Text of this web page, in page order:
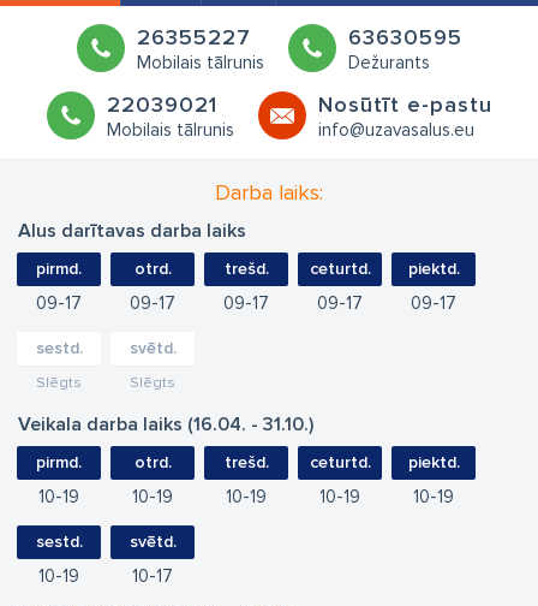
26355227
Mobilais tālrunis
63630595
Dežurants
22039021
Mobilais tālrunis
Nosūtīt e-pastu
info@uzavasalus.eu
Darba laiks:
Alus darītavas darba laiks
pirmd.
09 17
otrd.
09 17
trešd.
09 17
ceturtd.
09 17
piektd.
09 17
sestd.
Slēgts
svētd.
Slēgts
Veikala darba laiks (16.04. - 31.10.)
pirmd.
10 19
otrd.
10 19
trešd.
10 19
ceturtd.
10 19
piektd.
10 19
sestd.
10 19
svētd.
10 17